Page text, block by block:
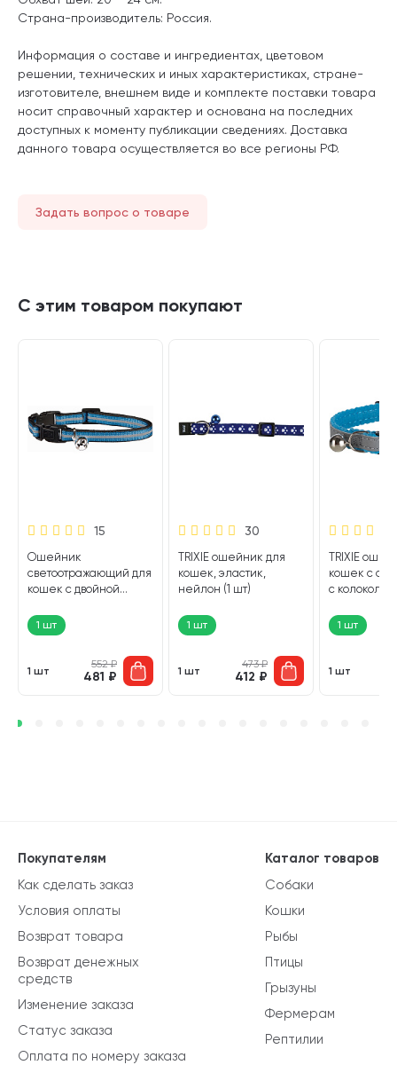
Страна-производитель: Россия.
Информация о составе и ингредиентах, цветовом
решении, технических и иных характеристиках, стране-
изготовителе, внешнем виде и комплекте поставки товара
носит справочный характер и основана на последних
доступных к моменту публикации сведениях. Доставка
данного товара осуществляется во все регионы РФ.
Задать вопрос о товаре
С этим товаром покупают
15
Ошейник
светоотражающий для
кошек с двойной
1 шт
1 шт
552₽
481 ₽
30
TRIXIE ошейник для
кошек, эластик,
нейлон (1 шт)
1 шт
1 шт
473₽
412 ₽
TRIXIE
кошек с
с
1 шт
1 шт
Каталог товаров
Собаки
Кошки
Рыбы
Птицы
Грызуны
Фермерам
Рептилии
Покупателям
Как сделать заказ
Условия оплаты
Возврат товара
Возврат денежных
средств
Изменение заказа
Статус заказа
Оплата по номеру заказа